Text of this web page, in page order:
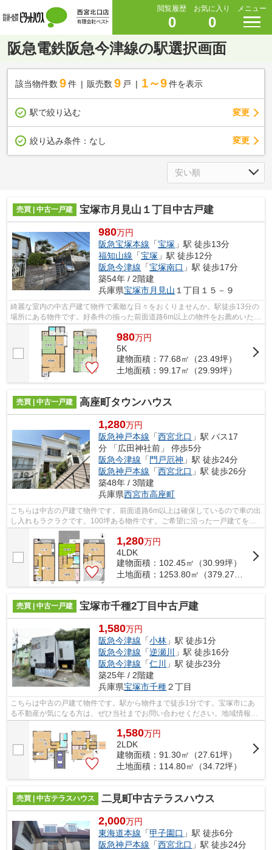
閲覧履歴
0
お気に入り
0
メニュー
阪急電鉄阪急今津線の駅選択画面
該当物件数 9件 販売数 9 戸 1～9 件を表示
駅で絞り込む 変更
絞り込み条件： なし 変更
売買 | 中古一戸建 宝塚市月見山１丁目中古戸建
980万円
阪急宝塚本線 「宝塚 」駅 徒歩13分
福知山線 「宝塚 」駅 徒歩12分
阪急今津線 「宝塚南口 」駅 徒歩17分
築54年 / 2階建
兵庫県宝塚市月見山 １丁目１５－９
綺麗な室内の中古戸建て物件で素敵な日々をおくりませんか。駅徒歩13分の
場所にある物件です。好条件の揃った前面道路6m以上の物件をお薦めいたし
ます。宝塚市エリアや阪急宝塚本線宝...
980万円
5K
建物面積：77.68㎡（23.49坪）
土地面積：99.17㎡（29.99坪）
売買 | 中古一戸建 高座町タウンハウス
1,280万円
阪急神戸本線 「西宮北口 」駅 バス17
分 「広田神社前」 停歩5分
阪急今津線 「 門戸厄神 」駅 徒歩24分
阪急神戸本線 「西宮北口 」駅 徒歩26分
築48年 / 3階建
兵庫県西宮市高座町
こちらは中古の戸建て物件です。前面道路6m以上は確保しているので車の出
し入れもラクラクです。100坪ある物件です。ご希望に沿った一戸建てをご
紹介致します。西宮市の阪急神戸本線西...
1,280万円
4LDK
建物面積：102.45㎡（30.99坪）
売買 | 中古一戸建 宝塚市千種2丁目中古戸建
1,580万円
阪急今津線 「小林 」駅 徒歩1分
阪急今津線 「逆瀬川
」駅 徒歩16分
阪急今津線 「仁川
」駅 徒歩23分
築25年 / 2階建
兵庫県宝塚市千種２丁目
こちらは中古の戸建て物件です。駅から物件まで徒歩1分です。宝塚市にあ
る不動産が気になる方は、ぜひ当社までお問い合わせください。地域情報な
どと併せて、不動産の詳細情報をご紹介...
1,580万円
2LDK
建物面積：91.30㎡（27.61坪）
土地面積：114.80㎡（34.72坪）
売買 | 中古テラスハウス 二見町中古テラスハウス
2,000万円
東海道本線 「甲子園口 」駅 徒歩6分
阪急神戸本線 「西宮北口 」駅 徒歩24分